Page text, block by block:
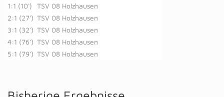
1:1 (10')
TSV 08 Holzhausen
2:1 (27') TSV 08 Holzhausen
3:1 (32') TSV 08 Holzhausen
4:1 (76') TSV 08 Holzhausen
5:1 (79') TSV 08 Holzhausen